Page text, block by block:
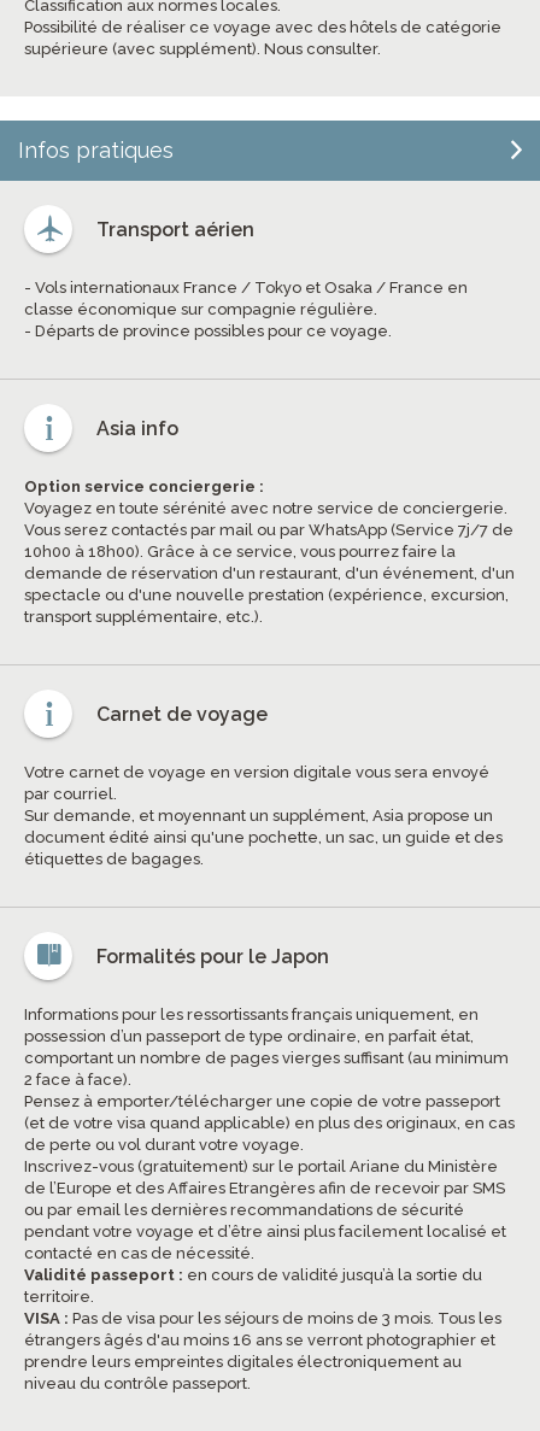
Classification aux normes locales.
Possibilité de réaliser ce voyage avec des hôtels de catégorie
supérieure (avec supplément). Nous consulter.
Infos pratiques
Transport aérien
- Vols internationaux France / Tokyo et Osaka / France en
classe économique sur compagnie régulière.
- Départs de province possibles pour ce voyage.
Asia info
Option service conciergerie :
Voyagez en toute sérénité avec notre service de conciergerie.
Vous serez contactés par mail ou par WhatsApp (Service 7j/7 de
10h00 à 18h00). Grâce à ce service, vous pourrez faire la
demande de réservation d'un restaurant, d'un événement, d'un
spectacle ou d'une nouvelle prestation (expérience, excursion,
transport supplémentaire, etc.).
Carnet de voyage
Votre carnet de voyage en version digitale vous sera envoyé
par courriel.
Sur demande, et moyennant un supplément, Asia propose un
document édité ainsi qu'une pochette, un sac, un guide et des
étiquettes de bagages.
Formalités pour le Japon
Informations pour les ressortissants français uniquement, en
possession d’un passeport de type ordinaire, en parfait état,
comportant un nombre de pages vierges suffisant (au minimum
2 face à face).
Pensez à emporter/télécharger une copie de votre passeport
(et de votre visa quand applicable) en plus des originaux, en cas
de perte ou vol durant votre voyage.
Inscrivez-vous (gratuitement) sur le portail Ariane du Ministère
de l’Europe et des Affaires Etrangères afin de recevoir par SMS
ou par email les dernières recommandations de sécurité
pendant votre voyage et d’être ainsi plus facilement localisé et
contacté en cas de nécessité.
Validité passeport : en cours de validité jusqu’à la sortie du
territoire.
VISA : Pas de visa pour les séjours de moins de 3 mois. Tous les
étrangers âgés d'au moins 16 ans se verront photographier et
prendre leurs empreintes digitales électroniquement au
niveau du contrôle passeport.